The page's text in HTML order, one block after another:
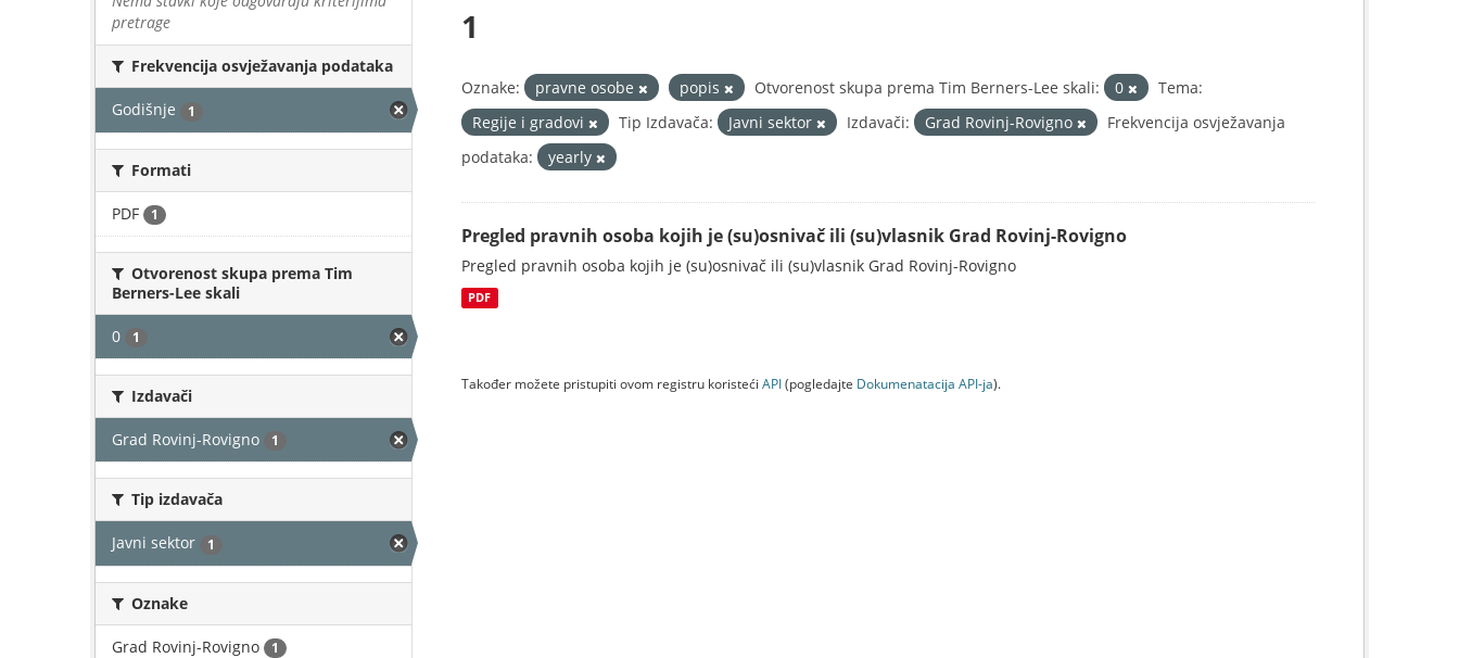
pretrage
Frekvencija osvježavanja podataka
Godišnje 1
Formati
PDF 1
Otvorenost skupa prema Tim
Berners-Lee skali
0 1
Izdavači
Grad Rovinj-Rovigno 1
Tip izdavača
Javni sektor 1
Oznake
Grad Rovinj-Rovigno 1
1
Oznake: pravne osobe popis Otvorenost skupa prema Tim Berners-Lee skali: 0
Tema:
Regije i gradovi
Tip Izdavača: Javni sektor Izdavači: Grad Rovinj-Rovigno
Frekvencija osvježavanja
podataka:
yearly
Pregled pravnih osoba kojih je (su)osnivač ili (su)vlasnik Grad Rovinj-Rovigno
Pregled pravnih osoba kojih je (su)osnivač ili (su)vlasnik Grad Rovinj-Rovigno
PDF
Također možete pristupiti ovom registru koristeći API(pogledajte Dokumenаtаcijа API-jа).